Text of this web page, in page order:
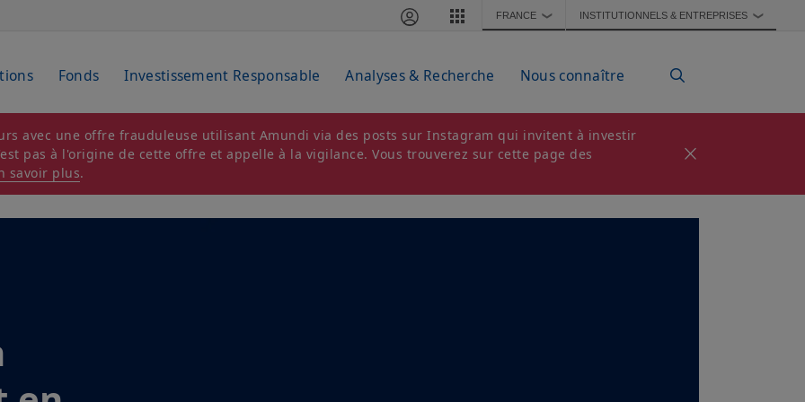
FRANCE ❯ INSTITUTIONNELS & ENTREPRISES ❯
Fonds Investissement Responsable Analyses & Recherche Nous connaître
avec une offre frauduleuse utilisant Amundi via des posts sur Instagram qui invitent à investir
pas à l'origine de cette offre et appelle à la vigilance. Vous trouverez sur cette page des
savoir plus.